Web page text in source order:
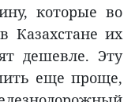
которые во
Казахстане их
дешевле. Эту
еще проще,